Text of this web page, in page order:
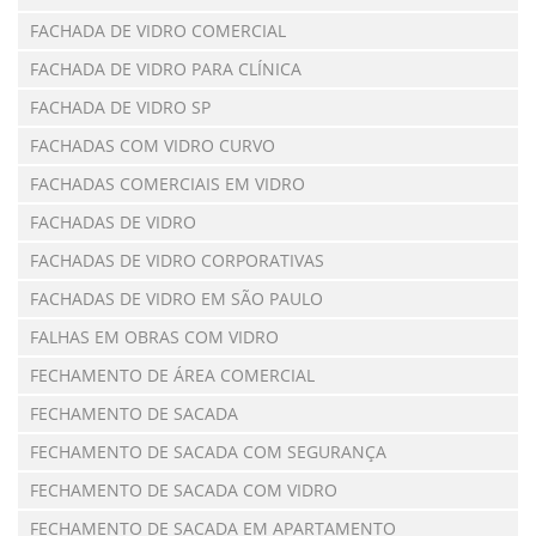
FACHADA DE VIDRO COMERCIAL
FACHADA DE VIDRO PARA CLÍNICA
FACHADA DE VIDRO SP
FACHADAS COM VIDRO CURVO
FACHADAS COMERCIAIS EM VIDRO
FACHADAS DE VIDRO
FACHADAS DE VIDRO CORPORATIVAS
FACHADAS DE VIDRO EM SÃO PAULO
FALHAS EM OBRAS COM VIDRO
FECHAMENTO DE ÁREA COMERCIAL
FECHAMENTO DE SACADA
FECHAMENTO DE SACADA COM SEGURANÇA
FECHAMENTO DE SACADA COM VIDRO
FECHAMENTO DE SACADA EM APARTAMENTO